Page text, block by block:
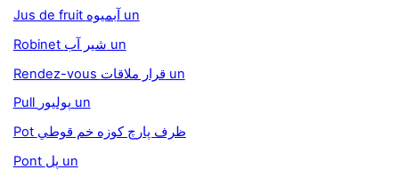
Jus de fruit آبميوه un
Robinet شير آب un
Rendez-vous قرار ملاقات un
Pull پوليور un
Pot ظرف پارچ کوزه خم قوطي
Pont پل un